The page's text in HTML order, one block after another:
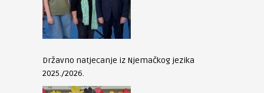
Državno natjecanje iz Njemačkog jezika
2025./2026.